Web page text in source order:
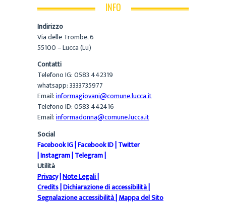
INFO
Indirizzo
Via delle Trombe, 6
55100 – Lucca (Lu)
Contatti
Telefono IG: 0583 442319
whatsapp: 3333735977
Email:informagiovani@comune.lucca.it
Telefono ID: 0583 442416
Email:informadonna@comune.lucca.it
Social
Facebook IG|Facebook ID|Twitter
|Instagram|Telegram|
Utilità
Privacy|Note Legali|
Credits|Dichiarazione di accessibilità|
Segnalazione accessibilità|Mappa del Sito